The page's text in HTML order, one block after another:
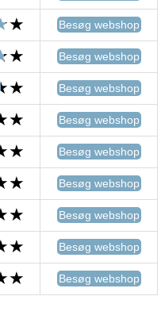
Besøg webshop
Besøg webshop
Besøg webshop
Besøg webshop
Besøg webshop
Besøg webshop
Besøg webshop
Besøg webshop
Besøg webshop